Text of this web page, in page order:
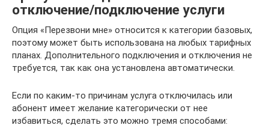
отключение/подключение услуги
Опция «Перезвони мне» относится к категории базовых,
поэтому может быть использована на любых тарифных
планах. Дополнительного подключения и отключения не
требуется, так как она установлена автоматически.
Если по каким-то причинам услуга отключилась или
абонент имеет желание категорически от нее
избавиться, сделать это можно тремя способами: